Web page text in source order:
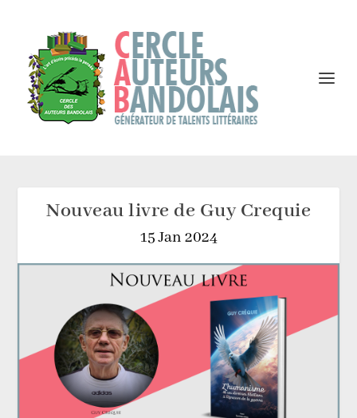
Nouveau livre de Guy Crequie
15 Jan 2024